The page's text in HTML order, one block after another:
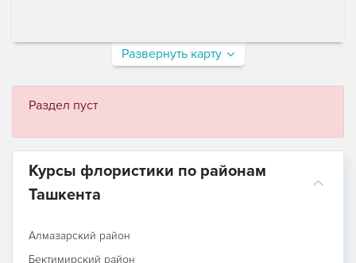
Развернуть карту
Раздел пуст
Курсы флористики по районам
Ташкента
Алмазарский район
Бектимирский район